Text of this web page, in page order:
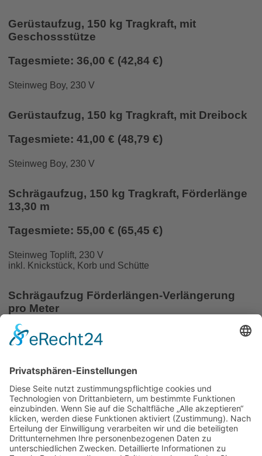
Gerüstaufzug, 150 kg Tragkraft, mit
Geschossstütze
Tagesmiete: 36,00 € (42,84 €)
Steinweg Boy, 230 V
Gerüstaufzug, 150 kg Tragkraft, mit Dreibock
Tagesmiete: 41,00 € (48,79 €)
Steinweg Boy, 230 V
Schrägaufzug, 150 kg Tragkraft, Förderlänge
13,30 m
Tagesmiete: 55,00 € (65,45 €)
Steinweg Toplift, 230 V
inkl. Knickstück, Korb und Schütte
Schrägaufzug Förderlängen-Verlängerung
pro Meter
pro Meter 2,50 € netto
Sollten Sie die Geräte und Maschinen länger benötigen,
erhalten Sie folgende Preisnachlässe auf unsere
Tagesmietpreise:
ab 1 Woche ununterbrochener Miete: 15% Rabatt
ab 1 Monat ununterbrochener Miete: 30% Rabatt
Wochenendtarif = 1,5 x Tagesmietpreis
Sofern nicht anders angegeben, gelten sämtliche Preise pro
Tag (je angefangene 24 Stunden) zzgl. gesetzl. MwSt.